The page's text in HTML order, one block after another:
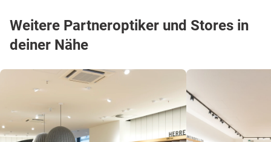
Weitere Partneroptiker und Stores in
deiner Nähe